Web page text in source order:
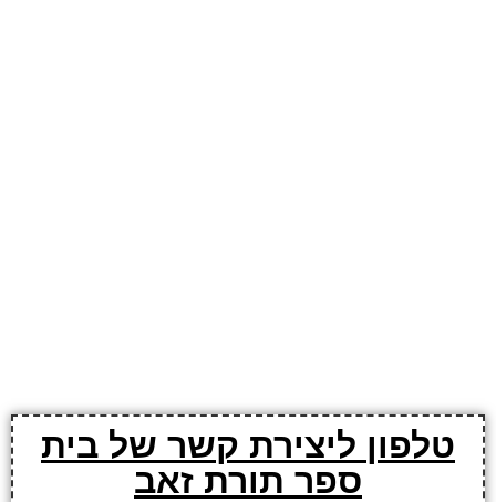
טלפון ליצירת קשר של בית
ספר תורת זאב